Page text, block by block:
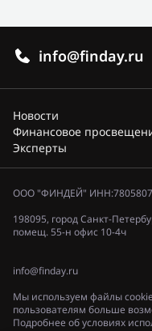
info@finday.ru
Новости
Финансовое
Эксперты
ООО "ФИНДЕЙ"
198095, город Санкт-
помещ. 55-н офис 10-4ч
info@finday.ru
Мы используем файлы
пользователям больше
Подробнее об условиях